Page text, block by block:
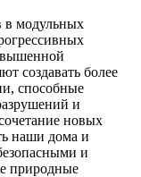
в модульных
создавать более
способные
и
новых
наши дома и
и
природные